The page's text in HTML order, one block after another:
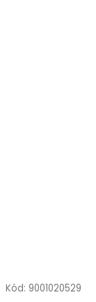
Kód: 9001020529